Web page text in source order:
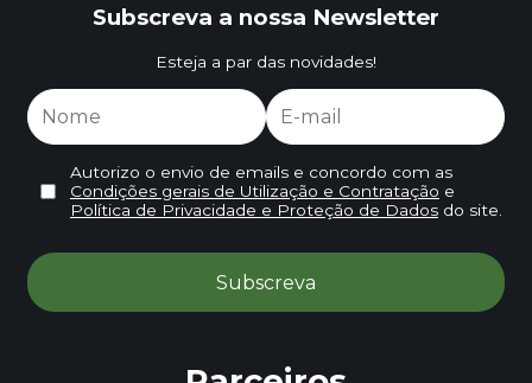
Subscreva a nossa Newsletter
Esteja a par das novidades!
Autorizo o envio de emails e concordo com as
Condições gerais de Utilização e Contratação e
Política de Privacidade e Proteção de Dadosdo site.